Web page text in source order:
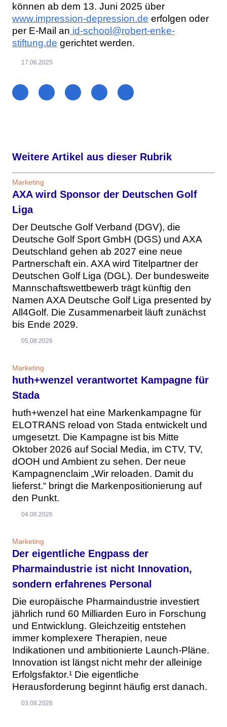
können ab dem 13. Juni 2025 über
www.impression-depression.de erfolgen oder
per E-Mail an id-school@robert-enke-
stiftung.de gerichtet werden.
17.06.2025
Weitere Artikel aus dieser Rubrik
Marketing
AXA wird Sponsor der Deutschen Golf
Liga
Der Deutsche Golf Verband (DGV), die
Deutsche Golf Sport GmbH (DGS) und AXA
Deutschland gehen ab 2027 eine neue
Partnerschaft ein. AXA wird Titelpartner der
Deutschen Golf Liga (DGL). Der bundesweite
Mannschaftswettbewerb trägt künftig den
Namen AXA Deutsche Golf Liga presented by
All4Golf. Die Zusammenarbeit läuft zunächst
bis Ende 2029.
05.08.2026
Marketing
huth+wenzel verantwortet Kampagne für
Stada
huth+wenzel hat eine Markenkampagne für
ELOTRANS reload von Stada entwickelt und
umgesetzt. Die Kampagne ist bis Mitte
Oktober 2026 auf Social Media, im CTV, TV,
dOOH und Ambient zu sehen. Der neue
Kampagnenclaim „Wir reloaden. Damit du
lieferst.“ bringt die Markenpositionierung auf
den Punkt.
04.08.2026
Marketing
Der eigentliche Engpass der
Pharmaindustrie ist nicht Innovation,
sondern erfahrenes Personal
Die europäische Pharmaindustrie investiert
jährlich rund 60 Milliarden Euro in Forschung
und Entwicklung. Gleichzeitig entstehen
immer komplexere Therapien, neue
Indikationen und ambitionierte Launch-Pläne.
Innovation ist längst nicht mehr der alleinige
Erfolgsfaktor.¹ Die eigentliche
Herausforderung beginnt häufig erst danach.
03.08.2026